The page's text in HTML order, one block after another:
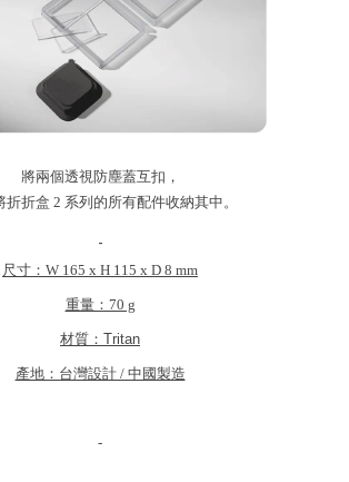
將兩個透視防塵蓋互扣，
折折盒 2 系列的所有配件收納其中。
-
尺寸：W 165 x H 115 x D 8 mm
重量：70 g
材質： Tritan
產地：台灣設計 / 中國製造
-